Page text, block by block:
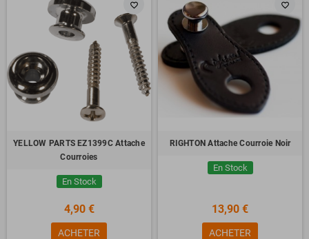
favorite_border
YELLOW PARTS EZ1399C Attache
Courroies
En Stock
4,90 €
ACHETER
favorite_border
RIGHTON Attache Courroie Noir
En Stock
13,90 €
ACHETER